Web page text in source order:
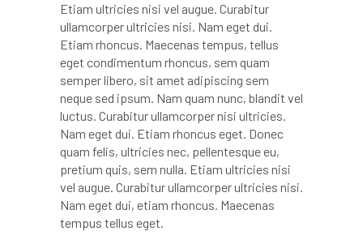
Etiam ultricies nisi vel augue. Curabitur
ullamcorper ultricies nisi. Nam eget dui.
Etiam rhoncus. Maecenas tempus, tellus
eget condimentum rhoncus, sem quam
semper libero, sit amet adipiscing sem
neque sed ipsum. Nam quam nunc, blandit vel
luctus. Curabitur ullamcorper nisi ultricies.
Nam eget dui. Etiam rhoncus eget. Donec
quam felis, ultricies nec, pellentesque eu,
pretium quis, sem nulla. Etiam ultricies nisi
vel augue. Curabitur ullamcorper ultricies nisi.
Nam eget dui, etiam rhoncus. Maecenas
tempus tellus eget.